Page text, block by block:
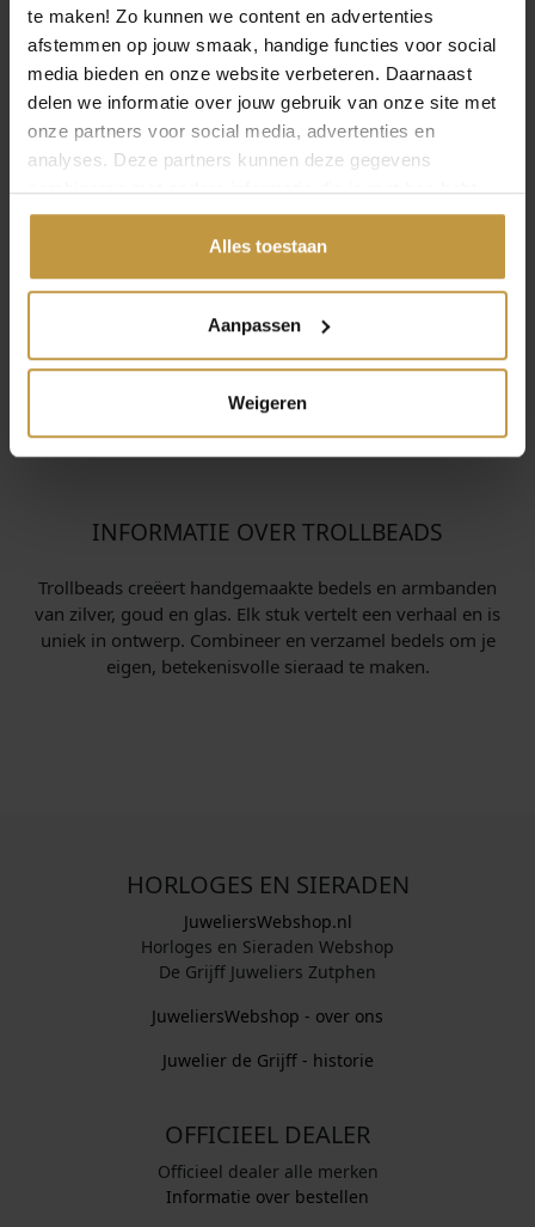
te maken! Zo kunnen we content en advertenties
afstemmen op jouw smaak, handige functies voor social
media bieden en onze website verbeteren. Daarnaast
delen we informatie over jouw gebruik van onze site met
onze partners voor social media, advertenties en
analyses. Deze partners kunnen deze gegevens
combineren met andere informatie die je met hen hebt
gedeeld of die ze hebben verzameld via jouw gebruik van
Alles toestaan
Aanpassen
Weigeren
€ 89,00
TROLLBEADS KRAAL
TAGBE-40011 MOLEN
Direct leverbaar, 1
werkdag
€
TROLLBEADS KRAAL
TAGBE-30072
AMSTERDAMS
Direct leverbaar, 1
INFORMATIE OVER TROLLBEADS
Trollbeads creëert handgemaakte bedels en armbanden
van zilver, goud en glas. Elk stuk vertelt een verhaal en is
uniek in ontwerp. Combineer en verzamel bedels om je
eigen, betekenisvolle sieraad te maken.
HORLOGES EN SIERADEN
JuweliersWebshop.nl
Horloges en Sieraden Webshop
De Grijff Juweliers Zutphen
JuweliersWebshop - over ons
Juwelier de Grijff - historie
OFFICIEEL DEALER
Officieel dealer alle merken
Informatie over bestellen